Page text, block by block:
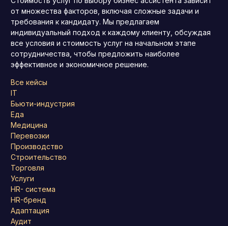
от множества факторов, включая сложные задачи и
требования к кандидату. Мы предлагаем
индивидуальный подход к каждому клиенту, обсуждая
все условия и стоимость услуг на начальном этапе
сотрудничества, чтобы предложить наиболее
эффективное и экономичное решение.
Все кейсы
IT
Бьюти-индустрия
Еда
Медицина
Перевозки
Производство
Строительство
Торговля
Услуги
HR- система
HR-бренд
Адаптация
Аудит